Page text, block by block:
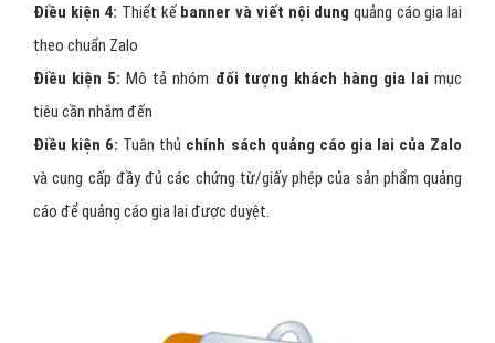
Điều kiện 4: Thiết kế banner và viết nội dung quảng cáo gia lai
theo chuẩn Zalo
Điều kiện 5: Mô tả nhóm đối tượng khách hàng gia lai mục
tiêu cần nhắm đến
Điều kiện 6: Tuân thủ chính sách quảng cáo gia lai của Zalo
và cung cấp đầy đủ các chứng từ/giấy phép của sản phẩm quảng
cáo để quảng cáo gia lai được duyệt.